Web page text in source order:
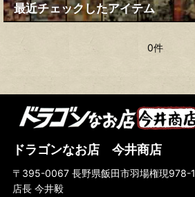
最近チェックしたアイテム
0件
ドラゴンなお店 今井商店
〒395-0067 長野県飯田市羽場権現978-1
店長 今井毅